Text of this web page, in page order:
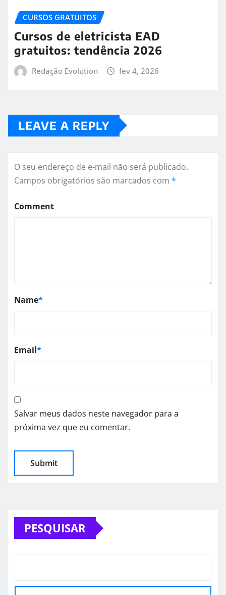
CURSOS GRATUITOS
Cursos de eletricista EAD
gratuitos: tendência 2026
Redação Evolution fev 4, 2026
LEAVE A REPLY
O seu endereço de e-mail não será publicado.
Campos obrigatórios são marcados com *
Comment
Name*
Email*
Salvar meus dados neste navegador para a
próxima vez que eu comentar.
PESQUISAR